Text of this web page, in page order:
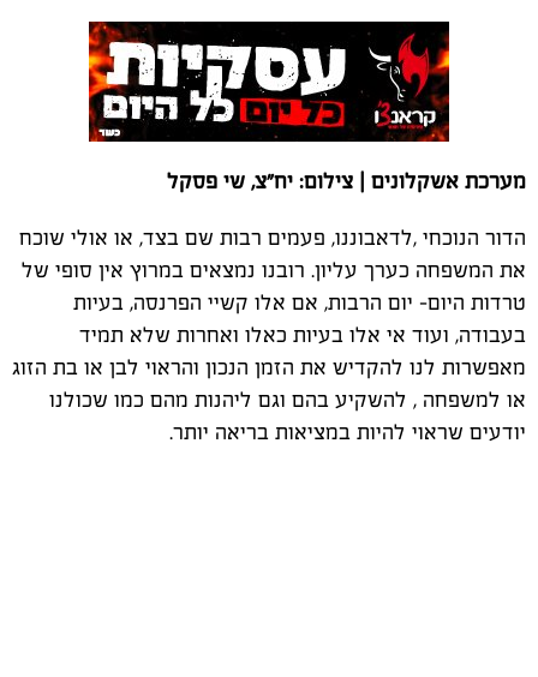
מערכת אשקלונים | צילום: יח"צ, שי פסקל
הדור הנוכחי ,לדאבוננו, פעמים רבות שם בצד, או אולי שוכח
את המשפחה כערך עליון. רובנו נמצאים במרוץ אין סופי של
טרדות היום- יום הרבות, אם אלו קשיי הפרנסה, בעיות
בעבודה, ועוד אי אלו בעיות כאלו ואחרות שלא תמיד
מאפשרות לנו להקדיש את הזמן הנכון והראוי לבן או בת הזוג
או למשפחה , להשקיע בהם וגם ליהנות מהם כמו שכולנו
יודעים שראוי להיות במציאות בריאה יותר.